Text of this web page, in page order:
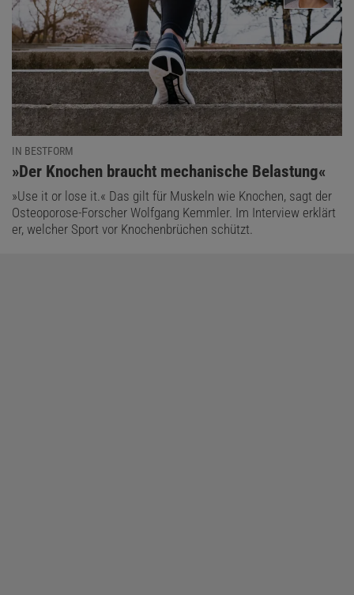
IN BESTFORM
:
»Der Knochen braucht mechanische Belastung«
»Use it or lose it.« Das gilt für Muskeln wie Knochen, sagt der
Osteoporose-Forscher Wolfgang Kemmler. Im Interview erklärt
er, welcher Sport vor Knochenbrüchen schützt.